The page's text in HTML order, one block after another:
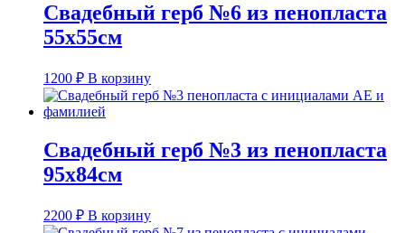
Свадебный герб №6 из пенопласта
55х55см
1200 ₽ В корзину
Свадебный герб №3 из пенопласта
95х84см
2200 ₽ В корзину